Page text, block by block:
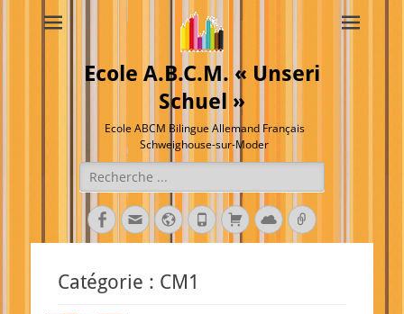
Ecole A.B.C.M. « Unseri
Schuel »
Ecole ABCM Bilingue Allemand Français
Schweighouse-sur-Moder
Rechercher :
Facebook
E-
mail
Site
web
Tél PanierCloudLien
Catégorie : CM1